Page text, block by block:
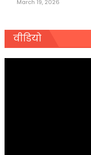
March 19, 2026
वीडियो